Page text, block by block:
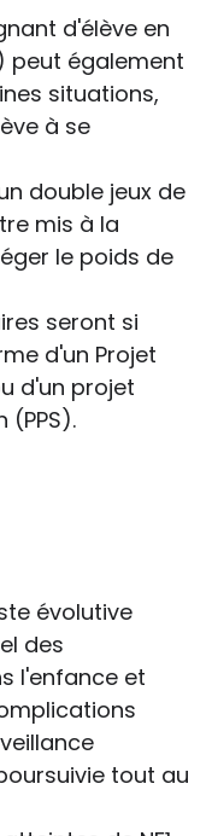
d'élève en
peut également
situations,
à se
double jeux de
mis à la
le poids de
seront si
d'un Projet
d'un projet
évolutive
des
l'enfance et
tout au